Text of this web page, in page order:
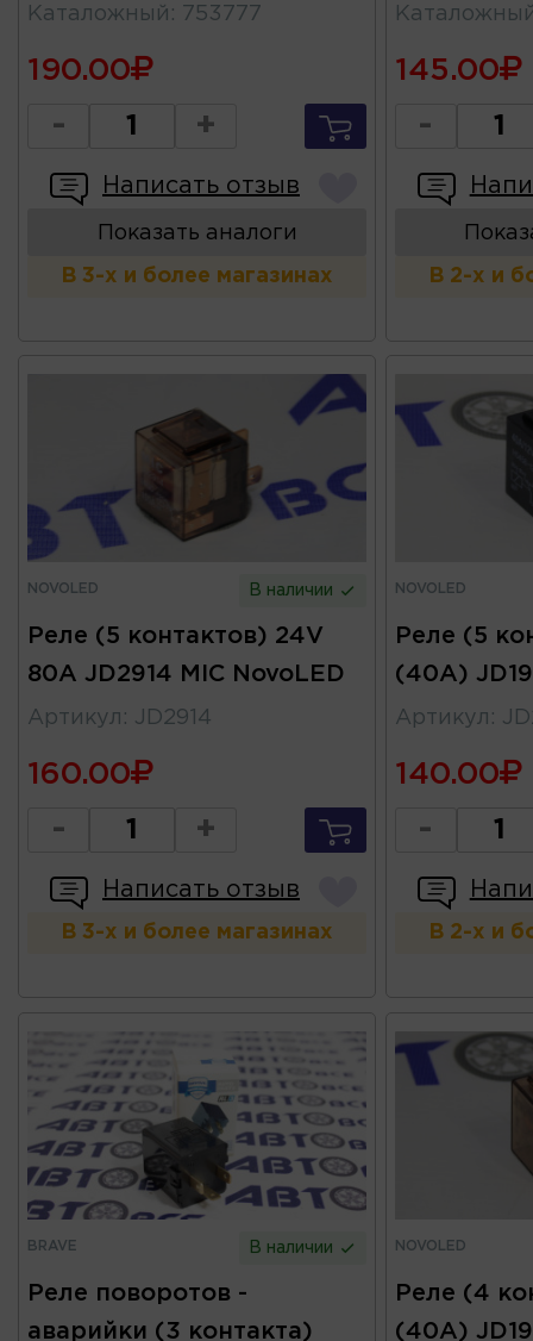
Каталожный : 753777
190.00
- +
Написать отзыв
Показать аналоги
В 3-х и более магазинах
145.00
-
В 2-х и
NOVOLED В наличии
Реле (5 контактов) 24V
80A JD2914 MIC NovoLED
Артикул : JD2914
160.00
- +
Написать отзыв
В 3-х и более магазинах
NOVOLED
Реле (5
(40А)
Артикул :
140.00
-
В 2-х и
BRAVE В наличии
Реле поворотов -
аварийки (3 контакта)
NOVOLED
Реле (4
(40А)